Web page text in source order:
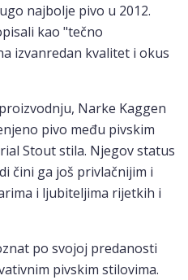
najbolje pivo u 2012.
kao "tečno
izvanredan kvalitet i okus
Narke Kaggen
pivo među pivskim
Stout stila. Njegov status
čini ga još privlačnijim i
i ljubiteljima rijetkih i
po svojoj predanosti
pivskim stilovima.